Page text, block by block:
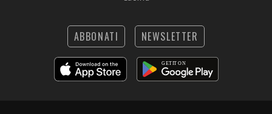
ABBONATI NEWSLETTER